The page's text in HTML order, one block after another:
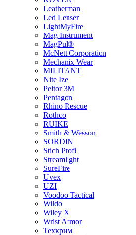
Leatherman
Led Lenser
LightMyFire
Mag Instrument
MagPul®
McNett Corporation
Mechanix Wear
MILITANT
Nite Ize
Peltor 3M
Pentagon
Rhino Rescue
Rothco
RUIKE
Smith & Wesson
SORDIN
Stich Profi
Streamlight
SureFire
Uvex
UZI
Voodoo Tactical
Wildo
Wiley X
Wrist Armor
Техкрим